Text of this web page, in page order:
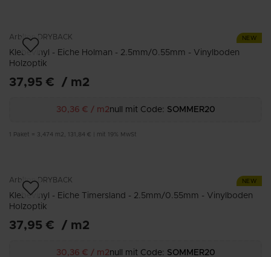
NEW
Arbiton DRYBACK
Klebevinyl - Eiche Holman - 2.5mm/0.55mm - Vinylboden
Holzoptik
37,95 € / m2
30,36 € / m2null mit Code: SOMMER20
Paket = 3,474 m2 131,84 € mit 19% MwSt
NEW
Arbiton DRYBACK
Klebevinyl - Eiche Timersland - 2.5mm/0.55mm - Vinylboden
Holzoptik
37,95 € / m2
30,36 € / m2null mit Code: SOMMER20